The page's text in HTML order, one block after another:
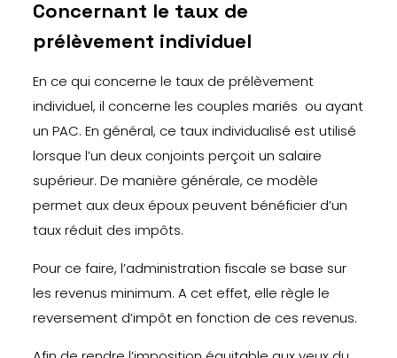
Concernant le taux de
prélèvement individuel
En ce qui concerne le taux de prélèvement
individuel, il concerne les couples mariés ou ayant
un PAC. En général, ce taux individualisé est utilisé
lorsque l’un deux conjoints perçoit un salaire
supérieur. De manière générale, ce modèle
permet aux deux époux peuvent bénéficier d’un
taux réduit des impôts.
Pour ce faire, l’administration fiscale se base sur
les revenus minimum. A cet effet, elle règle le
reversement d’impôt en fonction de ces revenus.